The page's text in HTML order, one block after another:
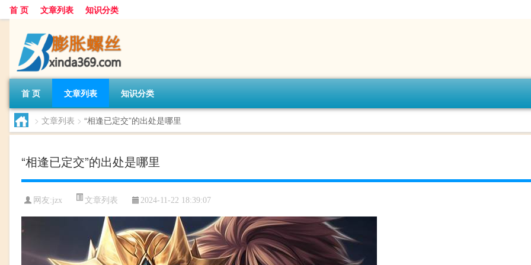
首 页 文章列表 知识分类
首 页 文章列表 知识分类
> 文章列表 > “相逢已定交”的出处是哪里
“相逢已定交”的出处是哪里
网友:jzx 文章列表 2024-11-22 18:39:07